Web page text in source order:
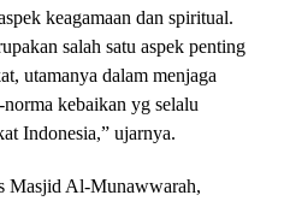
keagamaan dan spiritual.
salah satu aspek penting
utamanya dalam menjaga
kebaikan yg selalu
Indonesia,” ujarnya.
Masjid Al-Munawwarah,